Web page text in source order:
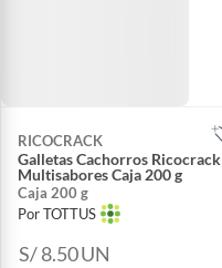
RICOCRACK
Galletas Cachorros Ricocrack
Multisabores Caja 200 g
Caja 200 g
Por TOTTUS
S/ 8.50UN